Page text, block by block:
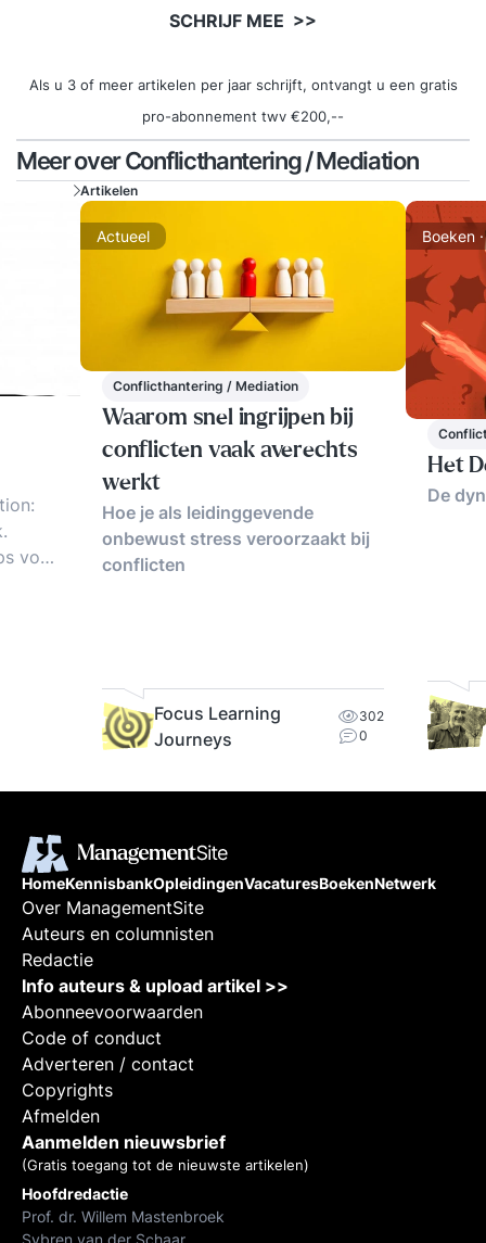
SCHRIJF MEE >>
Als u 3 of meer artikelen per jaar schrijft, ontvangt u een gratis
pro-abonnement twv €200,--
Meer over Conflicthantering / Mediation
voor
Artikelen
Actueel
Conflicthantering / Mediation
Waarom snel ingrijpen bij
conflicten vaak averechts
werkt
Hoe je als leidinggevende
onbewust stress veroorzaakt bij
conflicten
Focus Learning
Journeys
302
0
Boeken
Het
De
HomeKennisbankOpleidingenVacaturesBoekenNetwerk
Over ManagementSite
Auteurs en columnisten
Redactie
Info auteurs & upload artikel >>
Abonneevoorwaarden
Code of conduct
Adverteren / contact
Copyrights
Afmelden
Aanmelden nieuwsbrief
(Gratis toegang tot de nieuwste artikelen)
Hoofdredactie
Prof. dr. Willem Mastenbroek
Sybren van der Schaar